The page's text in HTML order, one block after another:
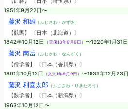
1951年9月22日〜
藤沢 和雄（ふじさわ・かずお）
【競馬】 〔日本（北海道）〕
1842年10月12日
（天保13年9月9日） 〜1920年1月31日
藤沢 南岳（ふじさわ・なんがく）
【儒学者】 〔日本（香川県）〕
1861年10月12日
（文久1年9月9日） 〜1933年12月23日
藤沢 利喜太郎（ふじさわ・りきたろう）
【数学者】 〔日本（新潟県）〕
1963年10月12日〜